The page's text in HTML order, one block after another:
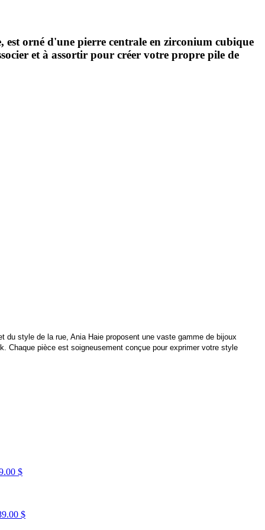
est orné d'une pierre centrale en zirconium cubique
et à assortir pour créer votre propre pile de
style de la rue, Ania Haie proposent une vaste gamme de bijoux
Chaque pièce est soigneusement conçue pour exprimer votre style
$
$